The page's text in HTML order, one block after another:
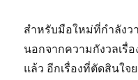
สำหรับมือใหม่ที่กำลังว
นอกจากความกังวลเรื่
แล้ว อีกเรื่องที่ตัดสินใจ